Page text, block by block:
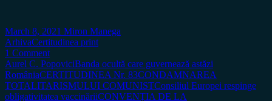
March 8, 2021 Miron Manega
ArhivaCertitudinea print
1 Comment
Aurel C. PopoviciBanda ocultă care guvernează astăzi
RomâniaCERTITUDINEA Nr. 83CONDAMNAREA
TOTALITARISMULUI COMUNISTConsiliul Europei respinge
obligativitatea vaccinăriiCONVENȚIA DE LA